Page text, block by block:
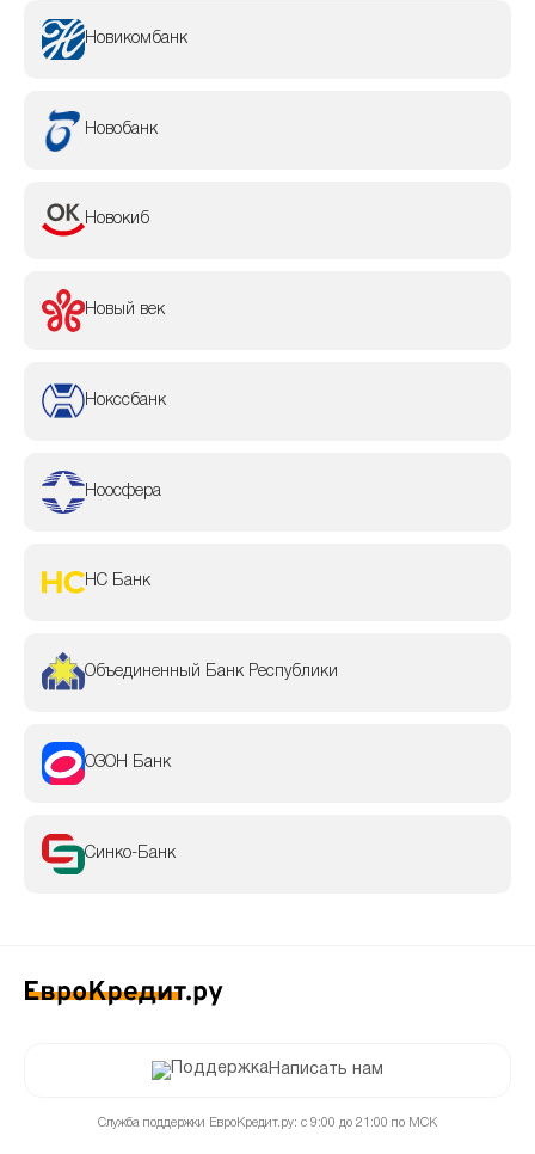
Новикомбанк
Новобанк
Новокиб
Новый век
Нокссбанк
Ноосфера
НС Банк
Объединенный Банк Республики
ОЗОН Банк
Синко-Банк
Написать нам
Служба поддержки ЕвроКредит.ру: с 9:00 до 21:00 по МСК